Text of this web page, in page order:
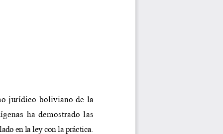
jurídico boliviano de la
ha demostrado las
en la ley con la práctica.